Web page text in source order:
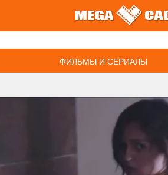
ФИЛЬМЫ И СЕРИАЛЫ